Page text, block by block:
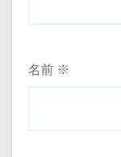
名前 ※